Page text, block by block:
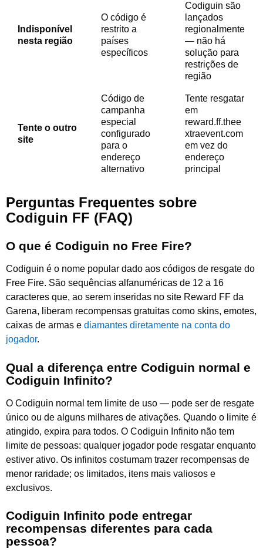
Indisponível
nesta região
O código é
restrito a
países
específicos
Codiguin são
lançados
regionalmente
— não há
solução para
restrições de
região
Tente o outro
site
Código de
campanha
especial
configurado
para o
endereço
alternativo
Tente resgatar
em
reward.ff.thee
xtraevent.com
em vez do
endereço
principal
Perguntas Frequentes sobre
Codiguin FF (FAQ)
O que é Codiguin no Free Fire?
Codiguin é o nome popular dado aos códigos de resgate do
Free Fire. São sequências alfanuméricas de 12 a 16
caracteres que, ao serem inseridas no site Reward FF da
Garena, liberam recompensas gratuitas como skins, emotes,
caixas de armas e diamantes diretamente na conta do
jogador.
Qual a diferença entre Codiguin normal e
Codiguin Infinito?
O Codiguin normal tem limite de uso — pode ser de resgate
único ou de alguns milhares de ativações. Quando o limite é
atingido, expira para todos. O Codiguin Infinito não tem
limite de pessoas: qualquer jogador pode resgatar enquanto
estiver ativo. Os infinitos costumam trazer recompensas de
menor raridade; os limitados, itens mais valiosos e
exclusivos.
Codiguin Infinito pode entregar
recompensas diferentes para cada
pessoa?